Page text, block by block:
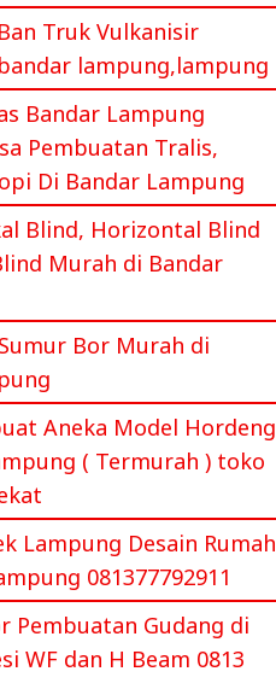
Truk Vulkanisir
lampung,lampung
Bandar Lampung
Pembuatan Tralis,
Di Bandar Lampung
Blind, Horizontal Blind
Murah di Bandar
Bor Murah di
Aneka Model Hordeng
( Termurah ) toko
Lampung Desain Rumah
081377792911
Pembuatan Gudang di
WF dan H Beam 0813